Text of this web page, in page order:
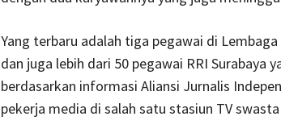
Yang terbaru adalah tiga pegawai di
dan juga lebih dari 50 pegawai RRI Surabaya
berdasarkan informasi Aliansi Jurnalis
pekerja media di salah satu stasiun TV